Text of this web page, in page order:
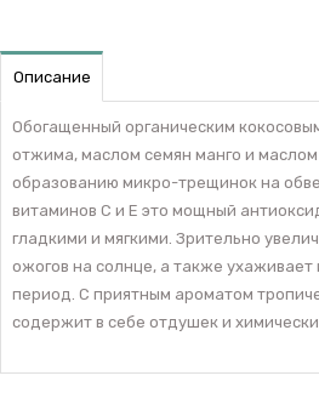
Описание
Обогащенный органическим
отжима, маслом семян манго и
образованию микро-трещинок на
витаминов С и Е это мощный
гладкими и мягкими. Зрительно
ожогов на солнце, а также ухаживает
период. С приятным ароматом
содержит в себе отдушек и